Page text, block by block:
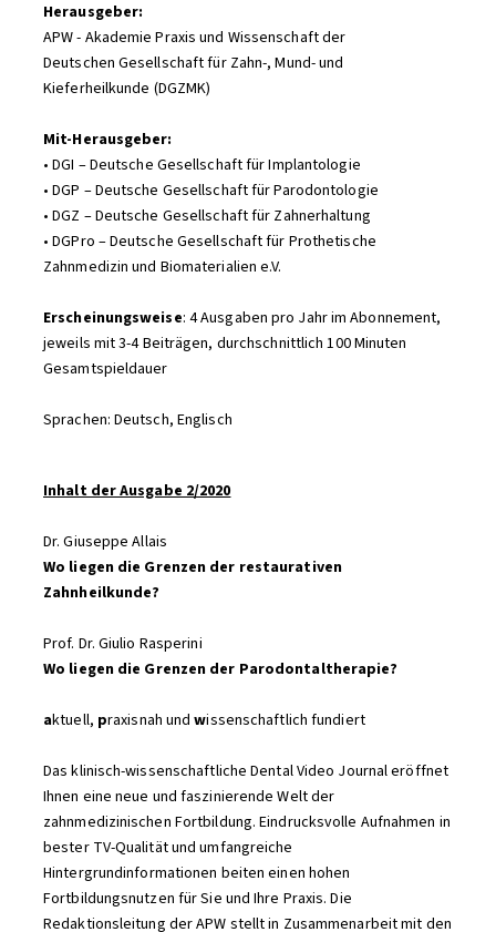
Herausgeber:
APW - Akademie Praxis und Wissenschaft der
Deutschen Gesellschaft für Zahn-, Mund- und
Kieferheilkunde (DGZMK)
Mit-Herausgeber:
• DGI – Deutsche Gesellschaft für Implantologie
• DGP – Deutsche Gesellschaft für Parodontologie
• DGZ – Deutsche Gesellschaft für Zahnerhaltung
• DGPro – Deutsche Gesellschaft für Prothetische
Zahnmedizin und Biomaterialien e.V.
Erscheinungsweise: 4 Ausgaben pro Jahr im Abonnement,
jeweils mit 3-4 Beiträgen, durchschnittlich 100 Minuten
Gesamtspieldauer
Sprachen: Deutsch, Englisch
Inhalt der Ausgabe 2/2020
Dr. Giuseppe Allais
Wo liegen die Grenzen der restaurativen
Zahnheilkunde?
Prof. Dr. Giulio Rasperini
Wo liegen die Grenzen der Parodontaltherapie?
aktuell, praxisnah undwissenschaftlich fundiert
Das klinisch-wissenschaftliche Dental Video Journal eröffnet
Ihnen eine neue und faszinierende Welt der
zahnmedizinischen Fortbildung. Eindrucksvolle Aufnahmen in
bester TV-Qualität und umfangreiche
Hintergrundinformationen beiten einen hohen
Fortbildungsnutzen für Sie und Ihre Praxis. Die
Redaktionsleitung der APW stellt in Zusammenarbeit mit den